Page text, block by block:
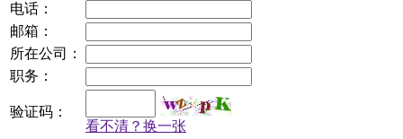
电话：
邮箱：
所在公司：
职务：
验证码：
看不清？换一张